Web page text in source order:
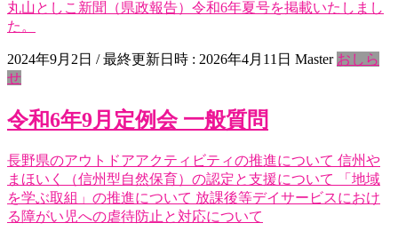
丸山としこ新聞（県政報告）令和6年夏号を掲載いたしまし
た。
2024年9月2日 / 最終更新日時 : 2026年4月11日 Master おしら
せ
令和6年9月定例会 一般質問
長野県のアウトドアアクティビティの推進について 信州や
まほいく（信州型自然保育）の認定と支援について 「地域
を学ぶ取組」の推進について 放課後等デイサービスにおけ
る障がい児への虐待防止と対応について